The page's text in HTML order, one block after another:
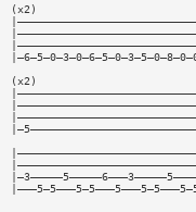
(x2)
(x2)